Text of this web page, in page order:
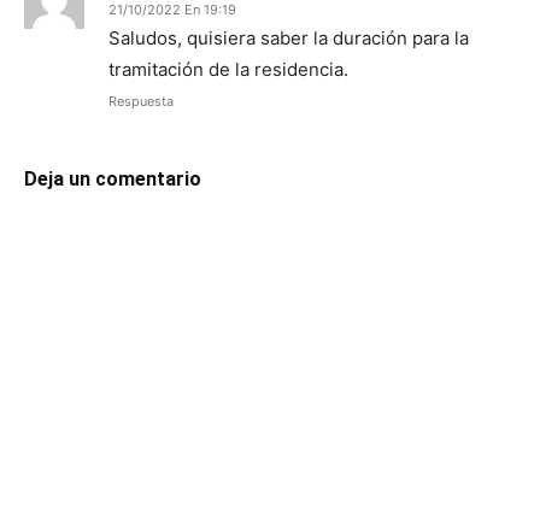
21/10/2022 En 19:19
Saludos, quisiera saber la duración para la
tramitación de la residencia.
Respuesta
Deja un comentario